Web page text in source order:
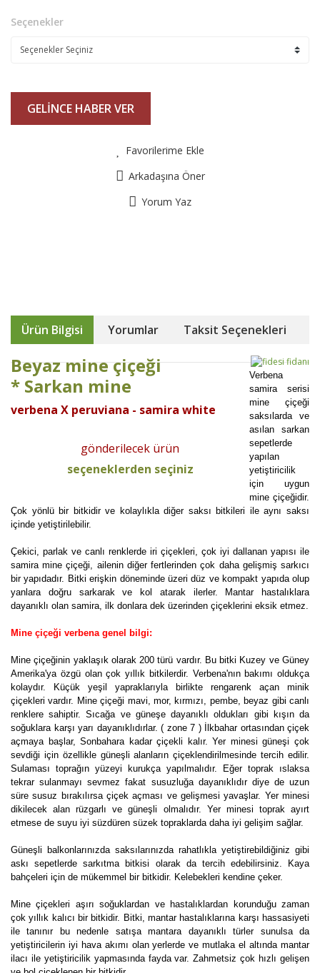
Seçenekler
GELİNCE HABER VER
Favorilerime Ekle
Arkadaşına Öner
Yorum Yaz
Ürün Bilgisi Yorumlar Taksit Seçenekleri
Beyaz mine çiçeği
* Sarkan mine
verbena X peruviana - samira white
gönderilecek ürün
seçeneklerden seçiniz
Verbena
samira serisi
mine çiçeği
saksılarda ve
asılan sarkan
sepetlerde
yapılan
yetiştiricilik
için uygun
mine çiçeğidir.
Çok yönlü bir bitkidir ve kolaylıkla diğer saksı bitkileri ile aynı saksı
içinde yetiştirilebilir.
Çekici, parlak ve canlı renklerde iri çiçekleri, çok iyi dallanan yapısı ile
samira mine çiçeği, ailenin diğer fertlerinden çok daha gelişmiş sarkıcı
bir yapıdadır. Bitki erişkin döneminde üzeri düz ve kompakt yapıda olup
yanlara doğru sarkarak ve kol atarak ilerler. Mantar hastalıklara
dayanıklı olan samira, ilk donlara dek üzerinden çiçeklerini eksik etmez.
Mine çiçeği verbena genel bilgi:
Mine çiçeğinin yaklaşık olarak 200 türü vardır. Bu bitki Kuzey ve Güney
Amerika'ya özgü olan çok yıllık bitkilerdir. Verbena'nın bakımı oldukça
kolaydır. Küçük yeşil yapraklarıyla birlikte rengarenk açan minik
çiçekleri vardır. Mine çiçeği mavi, mor, kırmızı, pembe, beyaz gibi canlı
renklere sahiptir. Sıcağa ve güneşe dayanıklı oldukları gibi kışın da
soğuklara karşı yarı dayanıklıdırlar. ( zone 7 ) İlkbahar ortasından çiçek
açmaya başlar, Sonbahara kadar çiçekli kalır. Yer minesi güneşi çok
sevdiği için özellikle güneşli alanların çiçeklendirilmesinde tercih edilir.
Sulaması toprağın yüzeyi kurukça yapılmalıdır. Eğer toprak ıslaksa
tekrar sulanmayı sevmez fakat susuzluğa dayanıklıdır diye de uzun
süre susuz bırakılırsa çiçek açması ve gelişmesi yavaşlar. Yer minesi
dikilecek alan rüzgarlı ve güneşli olmalıdır. Yer minesi toprak ayırt
etmese de suyu iyi süzdüren süzek topraklarda daha iyi gelişim sağlar.
Güneşli balkonlarınızda saksılarınızda rahatlıkla yetiştirebildiğiniz gibi
askı sepetlerde sarkıtma bitkisi olarak da tercih edebilirsiniz. Kaya
bahçeleri için de mükemmel bir bitkidir. Kelebekleri kendine çeker.
Mine çiçekleri aşırı soğuklardan ve hastalıklardan korunduğu zaman
çok yıllık kalıcı bir bitkidir. Bitki, mantar hastalıklarına karşı hassasiyeti
ile tanınır bu nedenle satışa mantara dayanıklı türler sunulsa da
yetiştiricilerin iyi hava akımı olan yerlerde ve mutlaka el altında mantar
ilacı ile yetiştiricilik yapmasında fayda var. Zahmetsiz çok hızlı gelişen